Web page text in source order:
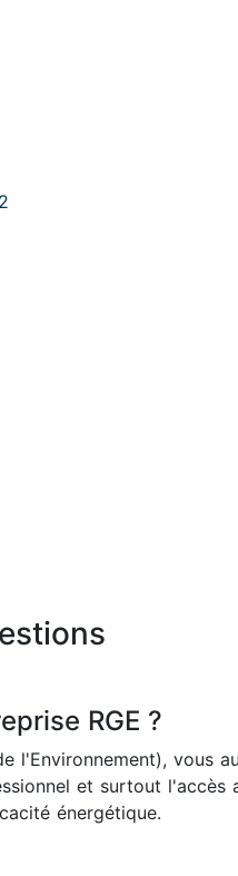
RGE ?
l'Environnement), vous
et surtout l'accès
énergétique.